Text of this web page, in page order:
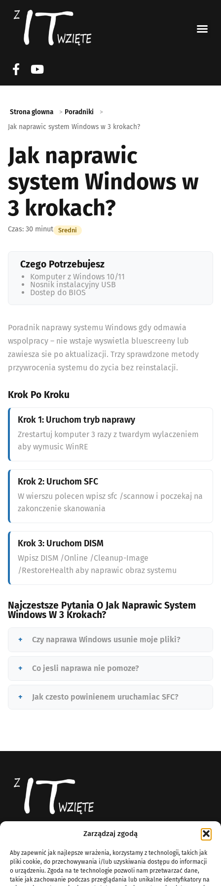
Zarządzaj zgodą
Aby zapewnić jak najlepsze wrażenia, korzystamy z technologii, takich jak
pliki cookie, do przechowywania i/lub uzyskiwania dostępu do informacji
o urządzeniu. Zgoda na te technologie pozwoli nam przetwarzać dane,
takie jak zachowanie podczas przeglądania lub unikalne identyfikatory na
Strona glowna
Poradniki
Jak naprawic system Windows w 3 krokach?
Jak naprawic
system Windows w
3 krokach?
Czas: 30 minut Sredni
Czego Potrzebujesz
Komputer z Windows 10/11
Nosnik instalacyjny USB
Dostep do BIOS
Poradnik naprawy systemu Windows gdy odmawia
wspolpracy – nie wstaje wyswietla bluescreeny lub
zawiesza sie po aktualizacji. Trzy sprawdzone metody
przywrocenia systemu do zycia bez reinstalacji.
Krok Po Kroku
Krok 1: Uruchom tryb naprawy
Zrestartuj komputer 3 razy z twardym wylaczeniem
aby wymusic WinRE
Krok 2: Uruchom SFC
W wierszu polecen wpisz sfc /scannow i poczekaj na
zakonczenie skanowania
Krok 3: Uruchom DISM
Wpisz DISM /Online /Cleanup-Image
/RestoreHealth aby naprawic obraz systemu
Najczestsze Pytania O Jak Naprawic System
Windows W 3 Krokach?
Czy naprawa Windows usunie moje pliki?
Co jesli naprawa nie pomoze?
Jak czesto powinienem uruchamiac SFC?
Blog technologiczny
info@zitwziete.org
O Nas
Komputery
Linux